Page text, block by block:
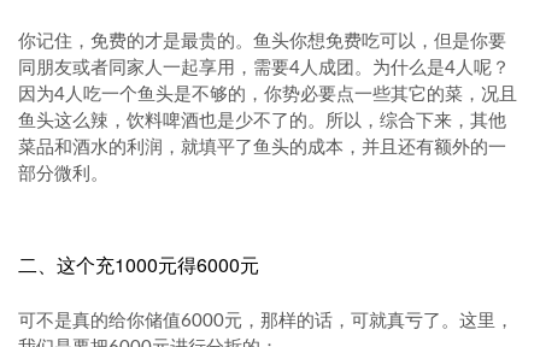
你记住，免费的才是最贵的。鱼头你想免费吃可以，但是你要
同朋友或者同家人一起享用，需要4人成团。为什么是4人呢？
因为4人吃一个鱼头是不够的，你势必要点一些其它的菜，况且
鱼头这么辣，饮料啤酒也是少不了的。所以，综合下来，其他
菜品和酒水的利润，就填平了鱼头的成本，并且还有额外的一
部分微利。
二、这个充1000元得6000元
可不是真的给你储值6000元，那样的话，可就真亏了。这里，